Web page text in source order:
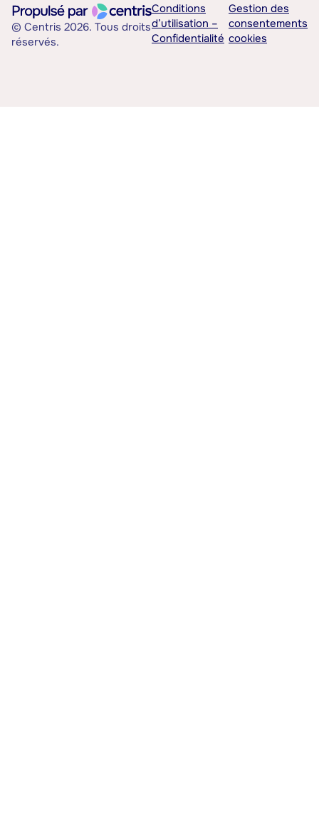
© Centris 2026. Tous droits
réservés.
Conditions
d’utilisation –
Confidentialité
Gestion des
consentements
cookies